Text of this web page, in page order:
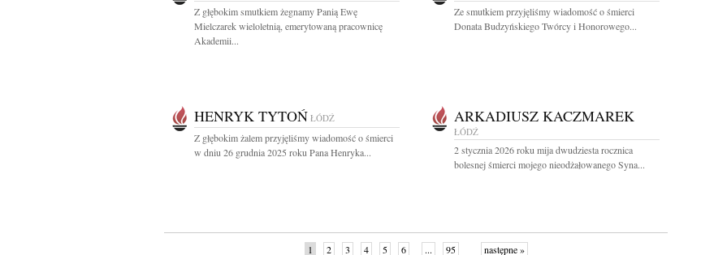
Z głębokim smutkiem żegnamy Panią Ewę
Mielczarek wieloletnią, emerytowaną pracownicę
Akademii...
Ze smutkiem przyjęliśmy wiadomość o śmierci
Donata Budzyńskiego Twórcy i Honorowego...
HENRYK TYTOŃ ŁÓDŹ
Z głębokim żalem przyjęliśmy wiadomość o śmierci
w dniu 26 grudnia 2025 roku Pana Henryka...
ARKADIUSZ KACZMAREK
ŁÓDŹ
2 stycznia 2026 roku mija dwudziesta rocznica
bolesnej śmierci mojego nieodżałowanego Syna...
1 2 3 4 5 6 ... 95 następne »